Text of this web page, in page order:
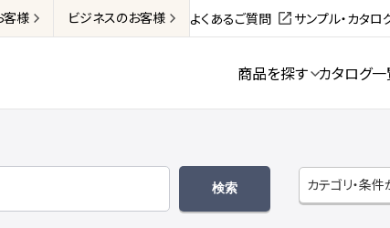
客様 ビジネスのお客様 よくあるご質問 サンプル・カタ
商品を探す カタログ
カテゴリ・条